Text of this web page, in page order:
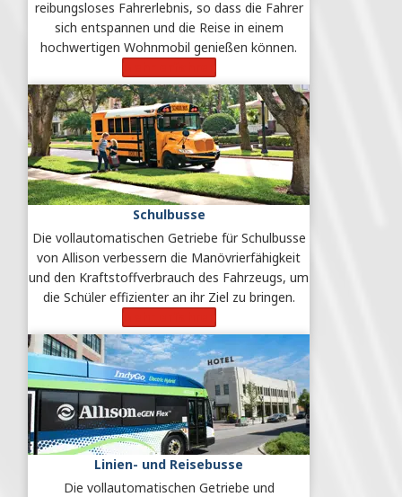
reibungsloses Fahrerlebnis, so dass die Fahrer
sich entspannen und die Reise in einem
hochwertigen Wohnmobil genießen können.
Schulbusse
Die vollautomatischen Getriebe für Schulbusse
von Allison verbessern die Manövrierfähigkeit
und den Kraftstoffverbrauch des Fahrzeugs, um
die Schüler effizienter an ihr Ziel zu bringen.
Linien- und Reisebusse
Die vollautomatischen Getriebe und